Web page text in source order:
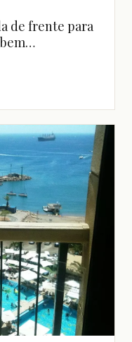
de frente para
imóvel,Em
do
para o mar